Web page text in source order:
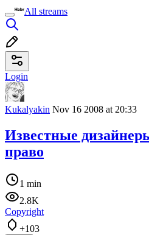
All streams
Login
Kukalyakin Nov 16 2008 at 20:33
Известные
право
1 min
2.8K
Copyright
+103